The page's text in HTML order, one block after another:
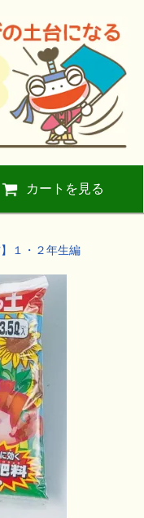
カートを見る
１・２年生編